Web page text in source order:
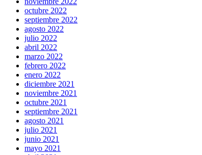
octubre 2022
septiembre 2022
agosto 2022
julio 2022
abril 2022
marzo 2022
febrero 2022
enero 2022
diciembre 2021
noviembre 2021
octubre 2021
septiembre 2021
agosto 2021
julio 2021
junio 2021
mayo 2021